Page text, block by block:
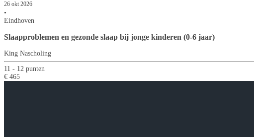
26 okt 2026
•
Eindhoven
Slaapproblemen en gezonde slaap bij jonge kinderen (0-6 jaar)
King Nascholing
11 - 12 punten
€ 465